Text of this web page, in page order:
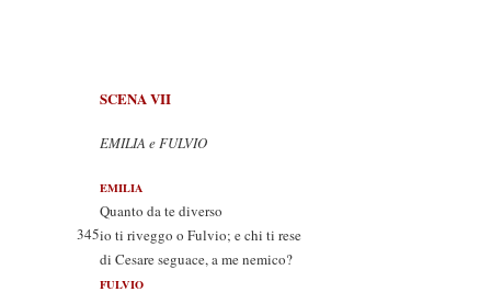
SCENA VII
EMILIA e FULVIO
EMILIA
Quanto da te diverso
345io ti riveggo o Fulvio; e chi ti rese
di Cesare seguace, a me nemico?
FULVIO